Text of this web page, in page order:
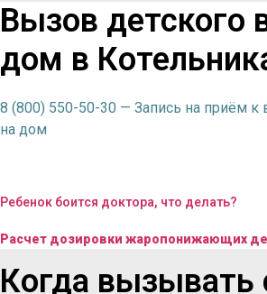
Вызов детского
дом в
8 (800) 550-50-30 — Запись на приём к
на дом
Ребенок боится доктора, что делать?
Расчет дозировки жаропонижающих
Когда вызывать